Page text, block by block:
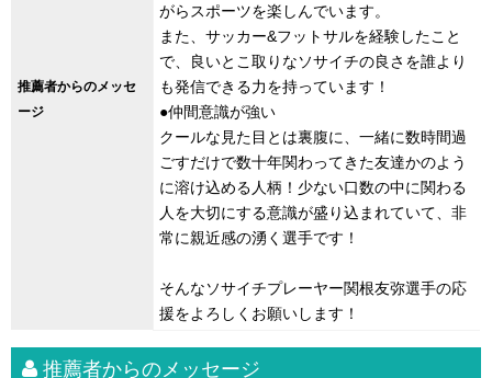
推薦者からのメッセ
ージ
がらスポーツを楽しんでいます。
また、サッカー&フットサルを経験したこと
で、良いとこ取りなソサイチの良さを誰より
も発信できる力を持っています！
●仲間意識が強い
クールな見た目とは裏腹に、一緒に数時間過
ごすだけで数十年関わってきた友達かのよう
に溶け込める人柄！少ない口数の中に関わる
人を大切にする意識が盛り込まれていて、非
常に親近感の湧く選手です！
そんなソサイチプレーヤー関根友弥選手の応
援をよろしくお願いします！
推薦者からのメッセージ